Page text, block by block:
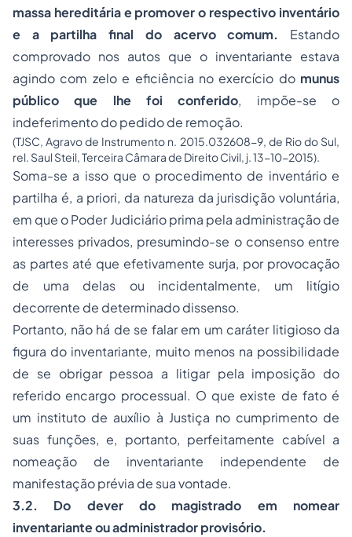
massa hereditária e promover o respectivo inventário
e a partilha final do acervo comum.
Estando
comprovado nos autos que o inventariante estava
agindo com zelo e eficiência no exercício do munus
público que lhe foi conferido, impõe-se o
indeferimento do pedido de remoção.
(TJSC, Agravo de Instrumento n. 2015.032608-9, de Rio do Sul,
rel. Saul Steil, Terceira Câmara de Direito Civil, j. 13-10-2015).
Soma-se a isso que o procedimento de inventário e
partilha é, a priori, da natureza da jurisdição voluntária,
em que o Poder Judiciário prima pela administração de
interesses privados, presumindo-se o consenso entre
as partes até que efetivamente surja, por provocação
de uma delas ou incidentalmente, um litígio
decorrente de determinado dissenso.
Portanto, não há de se falar em um caráter litigioso da
figura do inventariante, muito menos na possibilidade
de se obrigar pessoa a litigar pela imposição do
referido encargo processual. O que existe de fato é
um instituto de auxílio à Justiça no cumprimento de
suas funções, e, portanto, perfeitamente cabível a
nomeação de inventariante independente de
manifestação prévia de sua vontade.
3.2. Do dever do magistrado em nomear
inventariante ou administrador provisório.